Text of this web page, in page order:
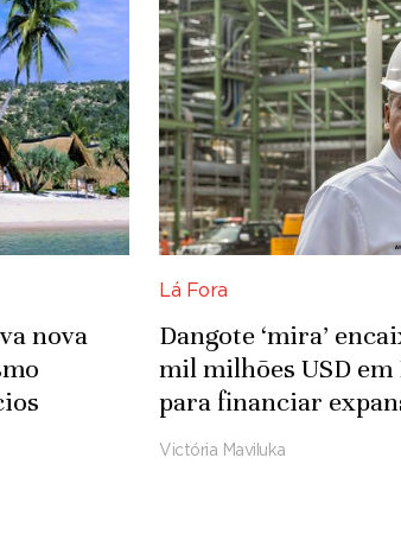
nova
Lá Fora
Dangote ‘mira’
mil milhões USD em
para financiar
refinaria
Victória Maviluka